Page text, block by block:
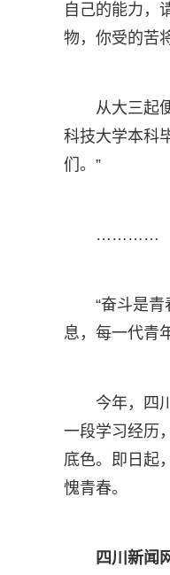
自己的能力，
物，你受的苦
从大三起
科技大学本科
们。”
…………
“奋斗是
息，每一代青
今年，四
一段学习经历
底色。即日起
愧青春。
四川新闻